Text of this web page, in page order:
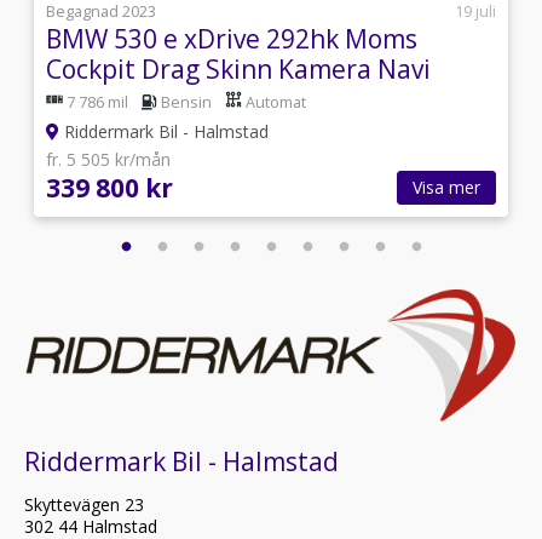
Begagnad 2023
19 juli
BMW 530 e xDrive 292hk Moms
Cockpit Drag Skinn Kamera Navi
7 786 mil Bensin Automat
Riddermark Bil - Halmstad
fr. 5 505 kr/mån
339 800 kr Visa mer
Riddermark Bil - Halmstad
Skyttevägen 23
302 44 Halmstad